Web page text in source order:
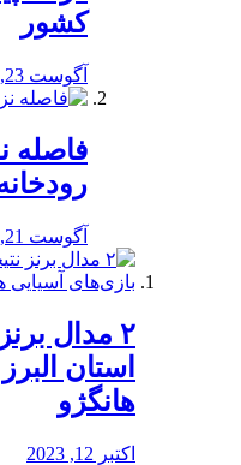
کشور
آگوست 23, 2019
️فاصله
آگوست 21, 2019
استان
هانگژو
اکتبر 12, 2023